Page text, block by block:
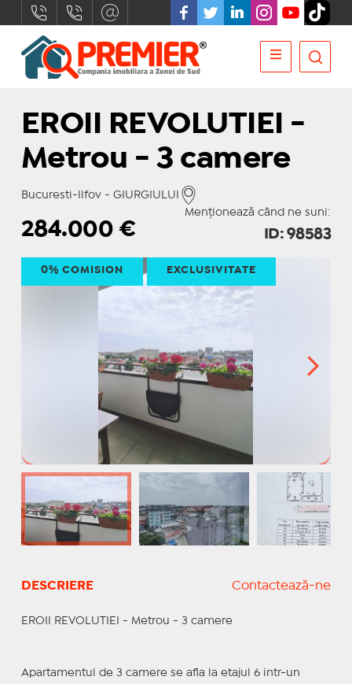
EROII REVOLUTIEI -
Metrou - 3 camere
Bucuresti-Ilfov - GIURGIULUI
Menționează când ne suni:
284.000 € ID: 98583
0% COMISION EXCLUSIVITATE
DESCRIERE Contactează-ne
EROII REVOLUTIEI - Metrou - 3 camere
Apartamentul de 3 camere se afla la etajul 6 intr-un